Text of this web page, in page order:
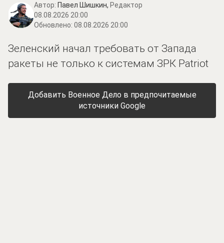
Автор: Павел Шишкин, Редактор
08.08.2026 20:00
Обновлено: 08.08.2026 20:00
Зеленский начал требовать от Запада
ракеты не только к системам ЗРК Patriot
Добавить Военное Дело в предпочитаемые
источники Google